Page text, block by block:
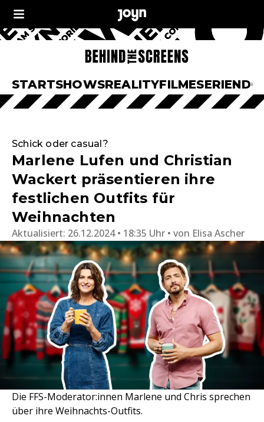
STARTSHOWSREALITYFILMESERIEN
Schick oder casual?
Marlene Lufen und Christian
Wackert präsentieren ihre
festlichen Outfits für
Weihnachten
Aktualisiert: 26.12.2024 • 18:35 Uhr von Elisa Ascher
Die FFS-Moderator:innen Marlene und Chris sprechen
über ihre Weihnachts-Outfits.